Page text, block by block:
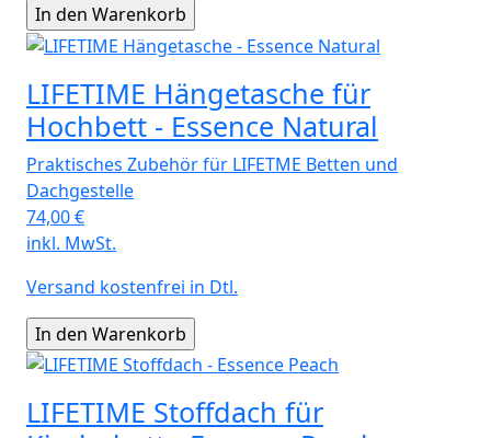
LIFETIME Hängetasche für
Hochbett - Essence Natural
Praktisches Zubehör für LIFETME Betten und
Dachgestelle
74,00€
inkl. MwSt.
Versand kostenfrei in Dtl.
LIFETIME Stoffdach für